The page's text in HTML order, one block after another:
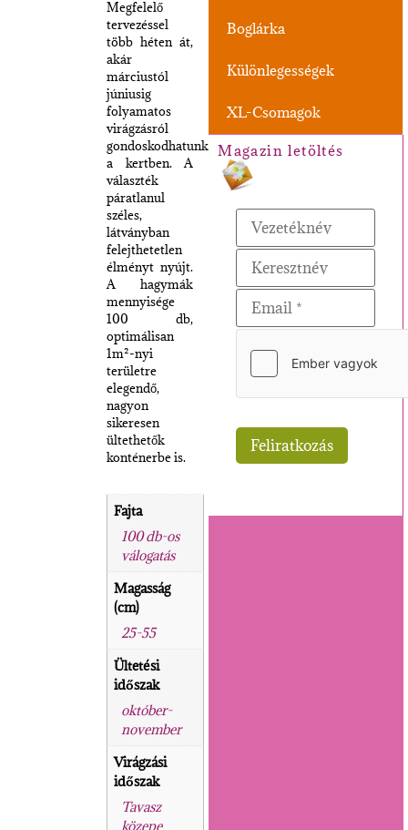
Boglárka
Különlegességek
XL-Csomagok
Magazin letöltés
Megfelelő
tervezéssel
több héten át,
akár
márciustól
júniusig
folyamatos
virágzásról
gondoskodhatunk
a kertben. A
választék
páratlanul
széles,
látványban
felejthetetlen
élményt nyújt.
A hagymák
mennyisége
100 db,
optimálisan
1m²-nyi
területre
elegendő,
nagyon
sikeresen
ültethetők
konténerbe is.
Fajta
100 db-os
válogatás
Magasság
(cm)
25-55
Ültetési
időszak
október-
november
Virágzási
időszak
Tavasz
közepe